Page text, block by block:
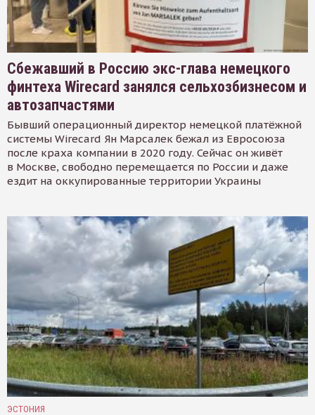
Сбежавший в Россию экс-глава немецкого
финтеха Wirecard занялся сельхозбизнесом и
автозапчастями
Бывший операционный директор немецкой платёжной
системы Wirecard Ян Марсалек бежал из Евросоюза
после краха компании в 2020 году. Сейчас он живёт
в Москве, свободно перемещается по России и даже
ездит на оккупированные территории Украины
ЭСТОНИЯ